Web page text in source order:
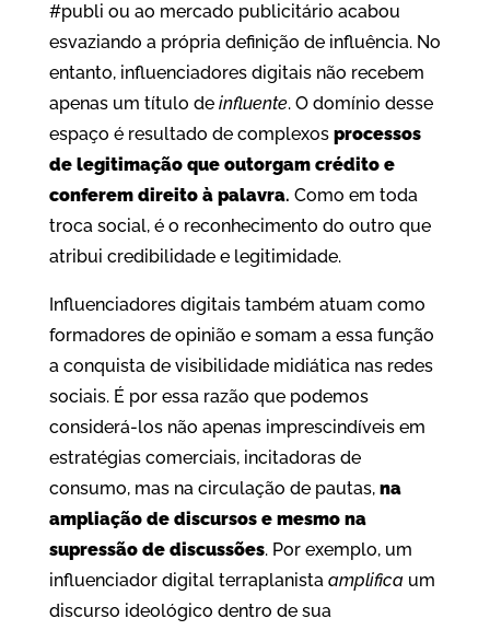
#publi ou ao mercado publicitário acabou
esvaziando a própria definição de influência. No
entanto, influenciadores digitais não recebem
apenas um título de influente. O domínio desse
espaço é resultado de complexos processos
de legitimação que outorgam crédito e
conferem direito à palavra. Como em toda
troca social, é o reconhecimento do outro que
atribui credibilidade e legitimidade.
Influenciadores digitais também atuam como
formadores de opinião e somam a essa função
a conquista de visibilidade midiática nas redes
sociais. É por essa razão que podemos
considerá-los não apenas imprescindíveis em
estratégias comerciais, incitadoras de
consumo, mas na circulação de pautas, na
ampliação de discursos e mesmo na
supressão de discussões. Por exemplo, um
influenciador digital terraplanista amplificaum
discurso ideológico dentro de sua